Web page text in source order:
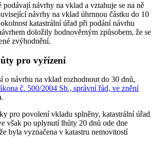
podávají návrhy na vklad a vztahuje se na ně
návrhy na vklad úhrnnou částku do 10
katastrální úřad při podání návrhu
doložily hodnověrným způsobem, že se
zvýhodnění.
pro vyřízení
o návrhu na vklad rozhodnout do 30 dnů,
č. 500/2004 Sb., správní řád, ve znění
pro povolení vkladu splněny, katastrální úřad
však po uplynutí lhůty 20 dnů ode dne
byla vyznačena v katastru nemovitostí